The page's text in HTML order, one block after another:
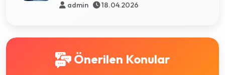
admin 18.04.2026
Önerilen Konular